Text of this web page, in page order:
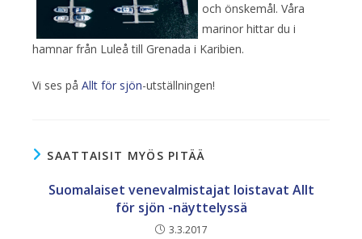
och önskemål. Våra
marinor hittar du i
hamnar från Luleå till Grenada i Karibien.
Vi ses på Allt för sjön-utställningen!
SAATTAISIT MYÖS PITÄÄ
Suomalaiset venevalmistajat loistavat Allt
för sjön -näyttelyssä
3.3.2017